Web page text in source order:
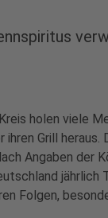
holen viele
Grill heraus.
Angaben der
jährlich
Folgen,